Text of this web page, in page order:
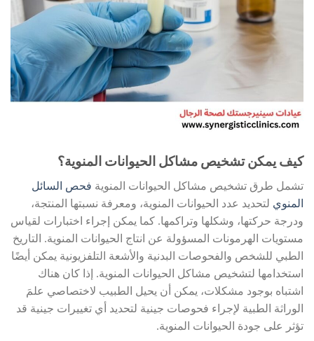
كيف يمكن تشخيص مشاكل الحيوانات المنوية؟
تشمل طرق تشخيص مشاكل الحيوانات المنوية فحص السائل
المنوي لتحديد عدد الحيوانات المنوية، ومعرفة نسبتها المنتجة،
ودرجة حركتها، وشكلها وتراكمها. كما يمكن إجراء اختبارات لقياس
مستويات الهرمونات المسؤولة عن انتاج الحيوانات المنوية. التاريخ
الطبي للشخص والفحوصات البدنية والأشعة التلفزيونية يمكن أيضًا
استخدامها لتشخيص مشاكل الحيوانات المنوية. إذا كان هناك
اشتباه بوجود مشكلات، يمكن أن يحيل الطبيب لاختصاصي علمَ
الوراثة الطبية لإجراء فحوصات جينية لتحديد أي تغييرات جينية قد
تؤثر على جودة الحيوانات المنوية.